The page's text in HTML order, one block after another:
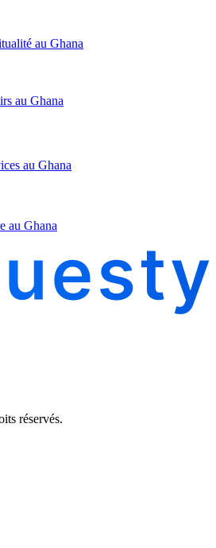
au Ghana
au Ghana
au Ghana
au Ghana
réservés.